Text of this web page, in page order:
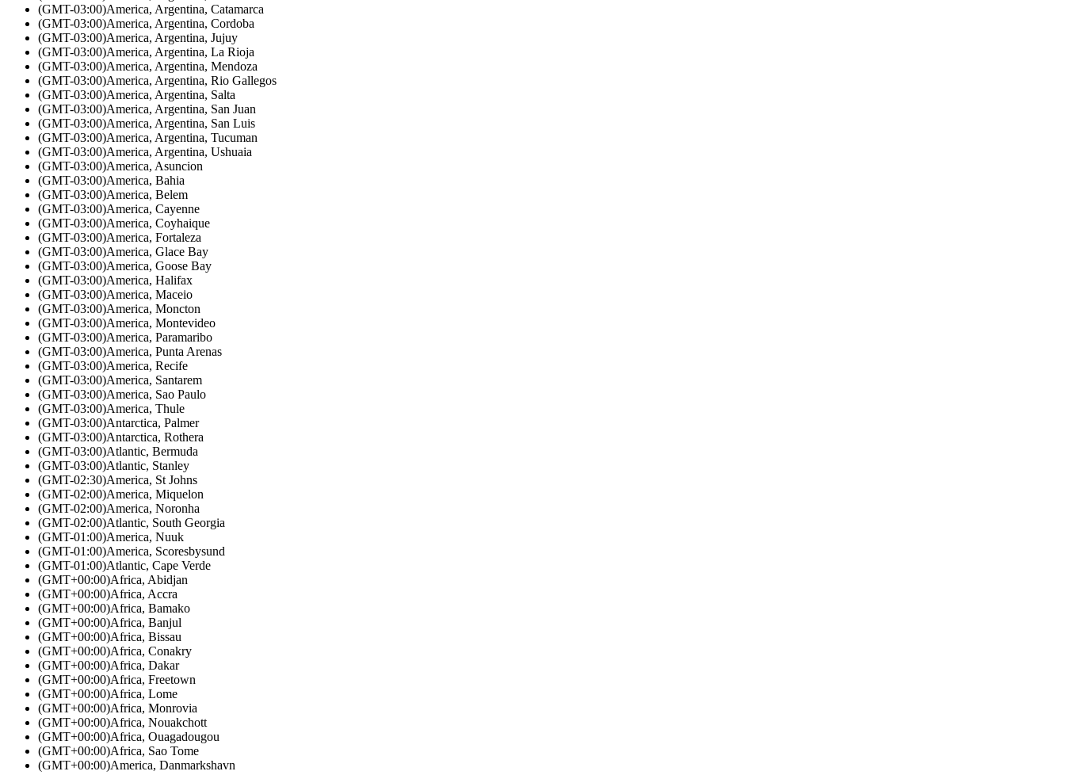
(GMT-03:00)America, Argentina, Catamarca
(GMT-03:00)America, Argentina, Cordoba
(GMT-03:00)America, Argentina, Jujuy
(GMT-03:00)America, Argentina, La Rioja
(GMT-03:00)America, Argentina, Mendoza
(GMT-03:00)America, Argentina, Rio Gallegos
(GMT-03:00)America, Argentina, Salta
(GMT-03:00)America, Argentina, San Juan
(GMT-03:00)America, Argentina, San Luis
(GMT-03:00)America, Argentina, Tucuman
(GMT-03:00)America, Argentina, Ushuaia
(GMT-03:00)America, Asuncion
(GMT-03:00)America, Bahia
(GMT-03:00)America, Belem
(GMT-03:00)America, Cayenne
(GMT-03:00)America, Coyhaique
(GMT-03:00)America, Fortaleza
(GMT-03:00)America, Glace Bay
(GMT-03:00)America, Goose Bay
(GMT-03:00)America, Halifax
(GMT-03:00)America, Maceio
(GMT-03:00)America, Moncton
(GMT-03:00)America, Montevideo
(GMT-03:00)America, Paramaribo
(GMT-03:00)America, Punta Arenas
(GMT-03:00)America, Recife
(GMT-03:00)America, Santarem
(GMT-03:00)America, Sao Paulo
(GMT-03:00)America, Thule
(GMT-03:00)Antarctica, Palmer
(GMT-03:00)Antarctica, Rothera
(GMT-03:00)Atlantic, Bermuda
(GMT-03:00)Atlantic, Stanley
(GMT-02:30)America, St Johns
(GMT-02:00)America, Miquelon
(GMT-02:00)America, Noronha
(GMT-02:00)Atlantic, South Georgia
(GMT-01:00)America, Nuuk
(GMT-01:00)America, Scoresbysund
(GMT-01:00)Atlantic, Cape Verde
(GMT+00:00)Africa, Abidjan
(GMT+00:00)Africa, Accra
(GMT+00:00)Africa, Bamako
(GMT+00:00)Africa, Banjul
(GMT+00:00)Africa, Bissau
(GMT+00:00)Africa, Conakry
(GMT+00:00)Africa, Dakar
(GMT+00:00)Africa, Freetown
(GMT+00:00)Africa, Lome
(GMT+00:00)Africa, Monrovia
(GMT+00:00)Africa, Nouakchott
(GMT+00:00)Africa, Ouagadougou
(GMT+00:00)Africa, Sao Tome
(GMT+00:00)America, Danmarkshavn